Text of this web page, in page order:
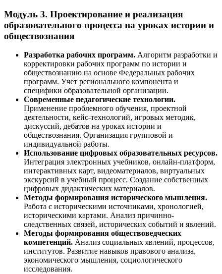
Модуль 3. Проектирование и реализация
образовательного процесса на уроках истории и
обществознания
Разработка рабочих программ. Алгоритм разработки и
корректировки рабочих программ по истории и
обществознанию на основе Федеральных рабочих
программ. Учет регионального компонента и
специфики образовательной организации.
Современные педагогические технологии.
Применение проблемного обучения, проектной
деятельности, кейс-технологий, игровых методик,
дискуссий, дебатов на уроках истории и
обществознания. Организация групповой и
индивидуальной работы.
Использование цифровых образовательных ресурсов.
Интеграция электронных учебников, онлайн-платформ,
интерактивных карт, видеоматериалов, виртуальных
экскурсий в учебный процесс. Создание собственных
цифровых дидактических материалов.
Методы формирования исторического мышления.
Работа с историческими источниками, хронологией,
историческими картами. Анализ причинно-
следственных связей, исторических событий и явлений.
Методы формирования обществоведческих
компетенций. Анализ социальных явлений, процессов,
институтов. Развитие навыков правового анализа,
экономического мышления, социологического
исследования.